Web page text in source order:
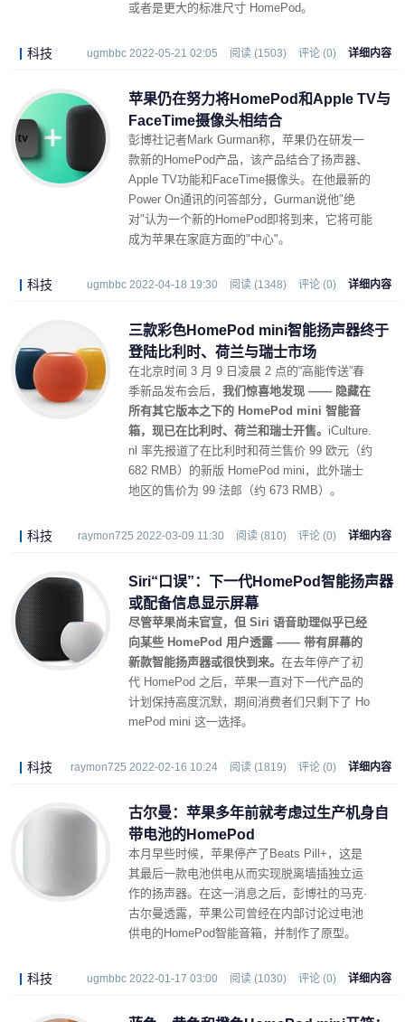
或者是更大的标准尺寸 HomePod。
科技 ugmbbc 2022-05-21 02:05 阅读 (1503) 评论 (0) 详细内容
苹果仍在努力将HomePod和Apple TV与
FaceTime摄像头相结合
彭博社记者Mark Gurman称，苹果仍在研发一
款新的HomePod产品，该产品结合了扬声器、
Apple TV功能和FaceTime摄像头。在他最新的
Power On通讯的问答部分，Gurman说他"绝
对"认为一个新的HomePod即将到来，它将可能
成为苹果在家庭方面的"中心"。
科技 ugmbbc 2022-04-18 19:30 阅读 (1348) 评论 (0) 详细内容
三款彩色HomePod mini智能扬声器终于
登陆比利时、荷兰与瑞士市场
在北京时间 3 月 9 日凌晨 2 点的“高能传送”春
季新品发布会后， 我们惊喜地发现 —— 隐藏在
所有其它版本之下的 HomePod mini 智能音
箱，现已在比利时、荷兰和瑞士开售。 iCulture.
nl 率先报道了在比利时和荷兰售价 99 欧元（约
682 RMB）的新版 HomePod mini，此外瑞士
地区的售价为 99 法郎（约 673 RMB）。
科技 raymon725 2022-03-09 11:30 阅读 (810) 评论 (0) 详细内容
Siri“口误”：下一代HomePod智能扬声器
或配备信息显示屏幕
尽管苹果尚未官宣，但 Siri 语音助理似乎已经
向某些 HomePod 用户透露 —— 带有屏幕的
新款智能扬声器或很快到来。 在去年停产了初
代 HomePod 之后，苹果一直对下一代产品的
计划保持高度沉默，期间消费者们只剩下了 Ho
mePod mini 这一选择。
科技 raymon725 2022-02-16 10:24 阅读 (1819) 评论 (0) 详细内容
古尔曼：苹果多年前就考虑过生产机身自
带电池的HomePod
本月早些时候，苹果停产了Beats Pill+，这是
其最后一款电池供电从而实现脱离墙插独立运
作的扬声器。在这一消息之后，彭博社的马克·
古尔曼透露，苹果公司曾经在内部讨论过电池
供电的HomePod智能音箱，并制作了原型。
科技 ugmbbc 2022-01-17 03:00 阅读 (1030) 评论 (0) 详细内容